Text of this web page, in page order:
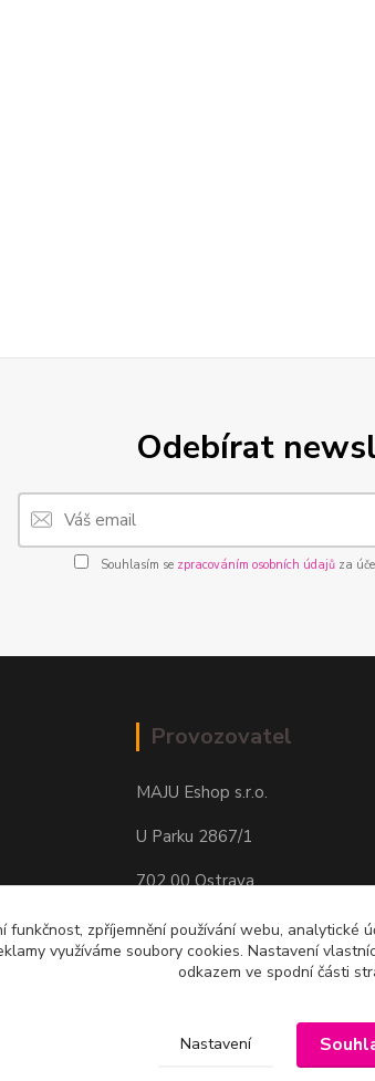
Odebírat
Souhlasím se zpracováním osobních údajůza
Provozovatel
MAJU Eshop s.r.o.
U Parku 2867/1
702 00 Ostrava
IČ: 09674799
funkčnost, zpříjemnění používání webu, analytické
využíváme soubory cookies. Nastavení
odkazem ve spodní části
Nastavení